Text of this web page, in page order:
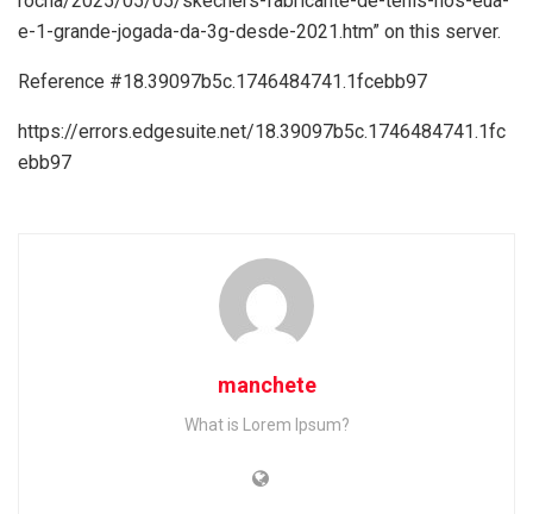
e-1-grande-jogada-da-3g-desde-2021.htm” on this server.
Reference #18.39097b5c.1746484741.1fcebb97
https://errors.edgesuite.net/18.39097b5c.1746484741.1fc
ebb97
manchete
What is Lorem Ipsum?